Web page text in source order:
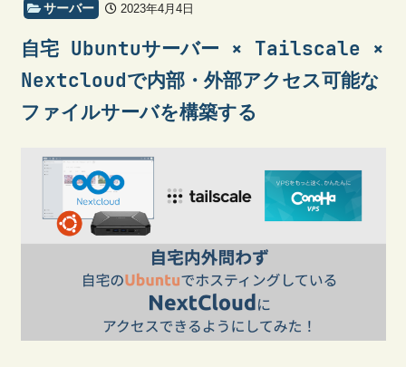
サーバー 2023年4月4日
自宅 Ubuntuサーバー × Tailscale ×
Nextcloudで内部・外部アクセス可能な
ファイルサーバを構築する